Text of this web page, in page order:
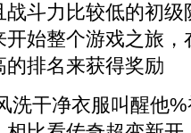
斗力比较低的初
始整个游戏之旅
排名来获得奖励
洗干净衣服叫醒他